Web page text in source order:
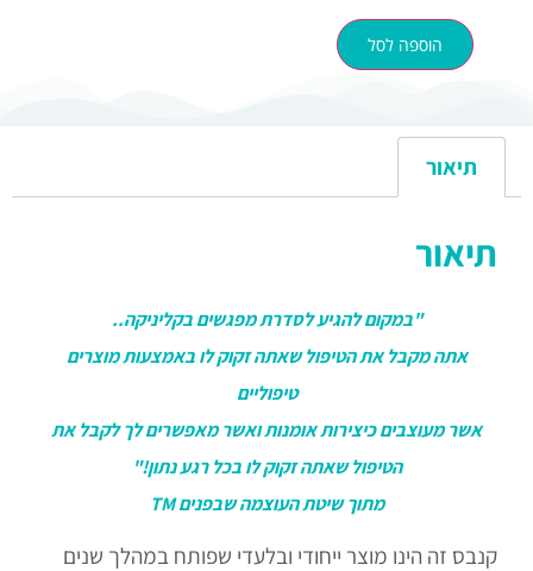
הוספה לסל
תיאור
תיאור
"במקום להגיע לסדרת מפגשים בקליניקה..
אתה מקבל את הטיפול שאתה זקוק לו באמצעות מוצרים
טיפוליים
אשר מעוצבים כיצירות אומנות ואשר מאפשרים לך לקבל את
הטיפול שאתה זקוק לו בכל רגע נתון!"
מתוך שיטת העוצמה שבפנים TM
קנבס זה הינו מוצר ייחודי ובלעדי שפותח במהלך שנים